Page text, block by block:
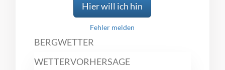
Hier will ich hin
Fehler melden
BERGWETTER
WETTERVORHERSAGE